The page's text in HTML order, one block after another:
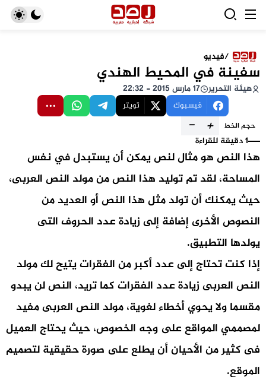
/فيديو
سفينة في المحيط الهندي
هيئة التحرير
17 مارس 2015 - 22:32
فيسبوك
تويتر
حجم الخط +
-
1 دقيقة للقراءة
هذا النص هو مثال لنص يمكن أن يستبدل في نفس
المساحة، لقد تم توليد هذا النص من مولد النص العربى،
حيث يمكنك أن تولد مثل هذا النص أو العديد من
النصوص الأخرى إضافة إلى زيادة عدد الحروف التى
يولدها التطبيق.
إذا كنت تحتاج إلى عدد أكبر من الفقرات يتيح لك مولد
النص العربى زيادة عدد الفقرات كما تريد، النص لن يبدو
مقسما ولا يحوي أخطاء لغوية، مولد النص العربى مفيد
لمصممي المواقع على وجه الخصوص، حيث يحتاج العميل
فى كثير من الأحيان أن يطلع على صورة حقيقية لتصميم
الموقع.